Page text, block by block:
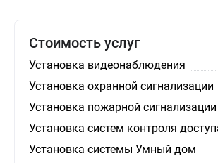
Стоимость услуг
Установка видеонаблюдения
Установка охранной сигнализации
Установка пожарной сигнализации
Установка систем контроля
Установка системы Умный дом